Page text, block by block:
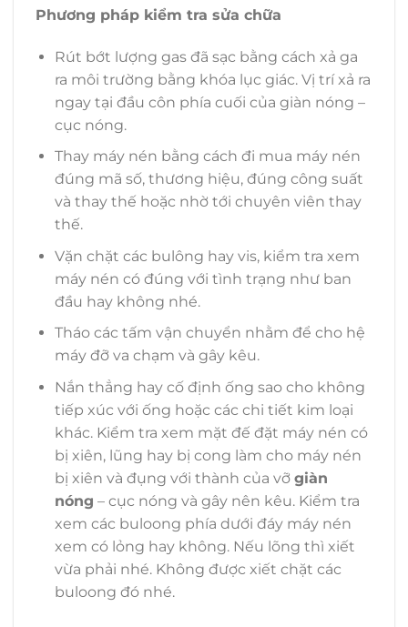
Phương pháp kiểm tra sửa chữa
Rút bớt lượng gas đã sạc bằng cách xả ga
ra môi trường bằng khóa lục giác. Vị trí xả ra
ngay tại đầu côn phía cuối của giàn nóng –
cục nóng.
Thay máy nén bằng cách đi mua máy nén
đúng mã số, thương hiệu, đúng công suất
và thay thế hoặc nhờ tới chuyên viên thay
thế.
Vặn chặt các bulông hay vis, kiểm tra xem
máy nén có đúng với tình trạng như ban
đầu hay không nhé.
Tháo các tấm vận chuyển nhằm để cho hệ
máy đỡ va chạm và gây kêu.
Nắn thẳng hay cố định ống sao cho không
tiếp xúc với ống hoặc các chi tiết kim loại
khác. Kiểm tra xem mặt đế đặt máy nén có
bị xiên, lũng hay bị cong làm cho máy nén
bị xiên và đụng với thành của vỡ giàn
nóng – cục nóng và gây nên kêu. Kiểm tra
xem các buloong phía dưới đáy máy nén
xem có lỏng hay không. Nếu lõng thì xiết
vừa phải nhé. Không được xiết chặt các
buloong đó nhé.